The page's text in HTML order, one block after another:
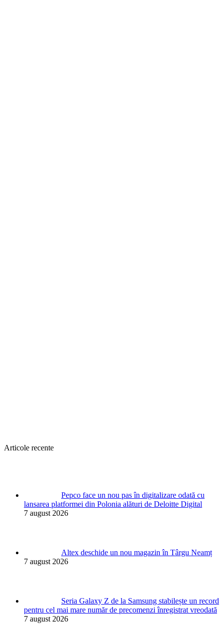
Articole recente
Pepco face un nou pas în digitalizare odată cu
lansarea platformei din Polonia alături de Deloitte Digital
7 august 2026
Altex deschide un nou magazin în Târgu Neamț
7 august 2026
Seria Galaxy Z de la Samsung stabilește un record
pentru cel mai mare număr de precomenzi înregistrat vreodată
7 august 2026